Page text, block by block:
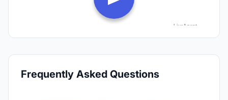
Frequently Asked Questions